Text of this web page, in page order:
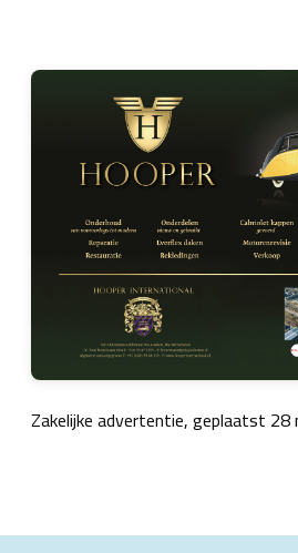
Zakelijke advertentie, geplaatst